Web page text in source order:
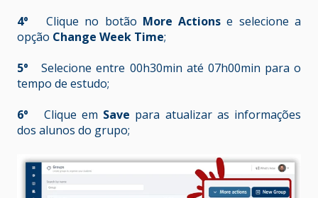
4º Clique no botão More Actions e selecione a
opção Change Week Time;
5ºSelecione entre 00h30min até 07h00min para o
tempo de estudo;
6º Clique em Save para atualizar as informações
dos alunos do grupo;